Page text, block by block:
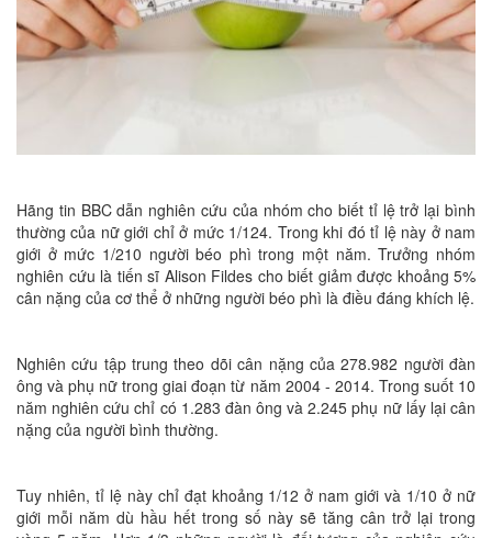
Hãng tin BBC dẫn nghiên cứu của nhóm cho biết tỉ lệ trở lại bình
thường của nữ giới chỉ ở mức 1/124. Trong khi đó tỉ lệ này ở nam
giới ở mức 1/210 người béo phì trong một năm. Trưởng nhóm
nghiên cứu là tiến sĩ Alison Fildes cho biết giảm được khoảng 5%
cân nặng của cơ thể ở những người béo phì là điều đáng khích lệ.
Nghiên cứu tập trung theo dõi cân nặng của 278.982 người đàn
ông và phụ nữ trong giai đoạn từ năm 2004 - 2014. Trong suốt 10
năm nghiên cứu chỉ có 1.283 đàn ông và 2.245 phụ nữ lấy lại cân
nặng của người bình thường.
Tuy nhiên, tỉ lệ này chỉ đạt khoảng 1/12 ở nam giới và 1/10 ở nữ
giới mỗi năm dù hầu hết trong số này sẽ tăng cân trở lại trong